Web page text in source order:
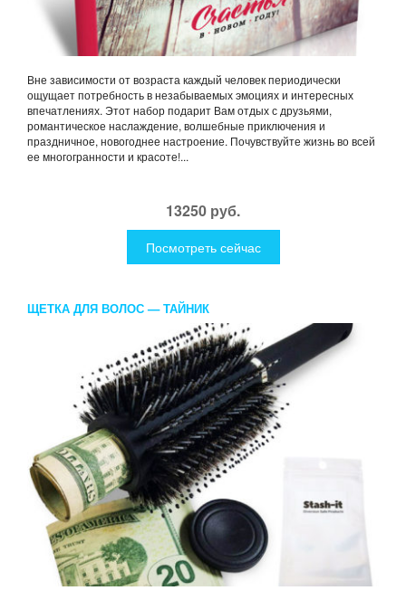
Вне зависимости от возраста каждый человек периодически
ощущает потребность в незабываемых эмоциях и интересных
впечатлениях. Этот набор подарит Вам отдых с друзьями,
романтическое наслаждение, волшебные приключения и
праздничное, новогоднее настроение. Почувствуйте жизнь во всей
ее многогранности и красоте!...
13250 руб.
Посмотреть сейчас
ЩЕТКА ДЛЯ ВОЛОС — ТАЙНИК